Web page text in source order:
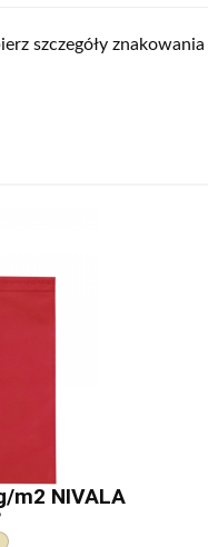
szczegóły znakowania
m2 NIVALA